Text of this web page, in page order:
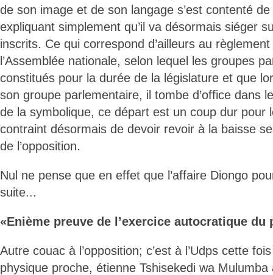
de son image et de son langage s’est contenté
expliquant simplement qu’il va désormais siéger
inscrits. Ce qui correspond d’ailleurs au
l’Assemblée nationale, selon lequel les groupes
constitués pour la durée de la législature et que
son groupe parlementaire, il tombe d’office dans
de la symbolique, ce départ est un coup dur pour
contraint désormais de devoir revoir à la baisse
de l’opposition.
Nul ne pense que en effet que l’affaire Diongo
suite...
«Enième preuve de l’exercice autocratique du
Autre couac à l’opposition; c’est à l’Udps cette
physique proche, étienne Tshisekedi wa